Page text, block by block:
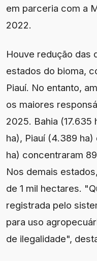
em parceria com a
2022.
Houve redução das
estados do bioma,
Piauí. No entanto,
os maiores
2025. Bahia (17.635
ha), Piauí (4.389
ha) concentraram
Nos demais
de 1 mil hectares.
registrada pelo
para uso
de ilegalidade",